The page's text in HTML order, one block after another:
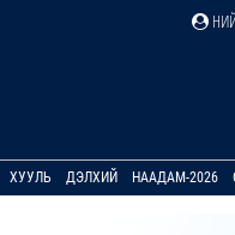
ХУУЛЬ ДЭЛХИЙ НААДАМ-2026